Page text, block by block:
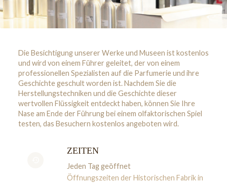
Die Besichtigung unserer Werke und Museen ist kostenlos
und wird von einem Führer geleitet, der von einem
professionellen Spezialisten auf die Parfumerie und ihre
Geschichte geschult worden ist. Nachdem Sie die
Herstellungstechniken und die Geschichte dieser
wertvollen Flüssigkeit entdeckt haben, können Sie Ihre
Nase am Ende der Führung bei einem olfaktorischen Spiel
testen, das Besuchern kostenlos angeboten wird.
ZEITEN
Jeden Tag geöffnet
Öffnungszeiten der Historischen Fabrik in